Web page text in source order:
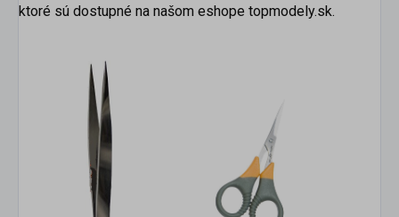
ktoré sú dostupné na našom eshope topmodely.sk.